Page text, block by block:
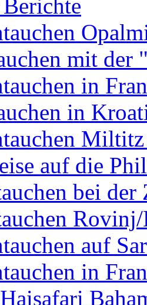
mit
in
in
auf die
bei der
auf
in